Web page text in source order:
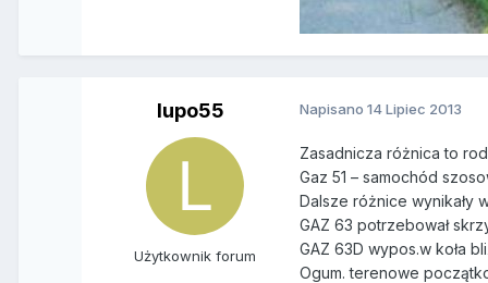
lupo55
Użytkownik forum
Napisano14 Lipiec 2013
Zasadnicza różnica to
Gaz 51 – samochód
Dalsze różnice wynikały
GAZ 63 potrzebował
GAZ 63D wypos.w koła
Ogum. terenowe